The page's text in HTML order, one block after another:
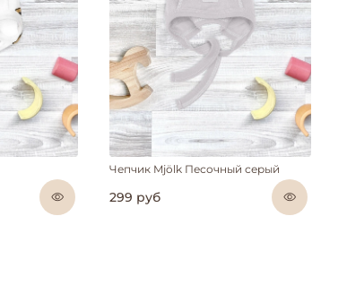
Чепчик Mjölk Песочный серый
299 руб